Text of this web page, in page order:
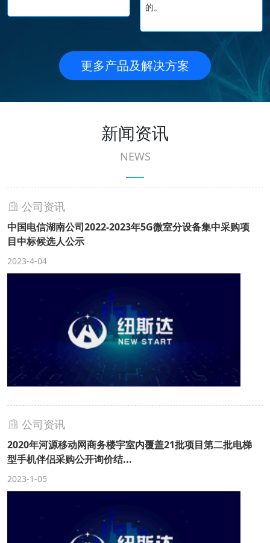
的。
更多产品及解决方案
新闻资讯
NEWS
公司资讯
中国电信湖南公司2022-2023年5G微室分设备集中采购项
目中标候选人公示
2023-4-04
公司资讯
2020年河源移动网商务楼宇室内覆盖21批项目第二批电梯
型手机伴侣采购公开询价结...
2023-1-05